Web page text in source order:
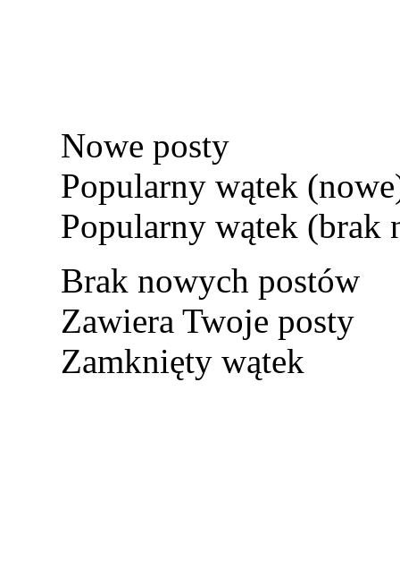
Nowe posty
Popularny wątek
Popularny wątek (brak
Brak nowych postów
Zawiera Twoje posty
Zamknięty wątek